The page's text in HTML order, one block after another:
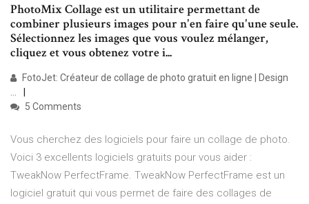
PhotoMix Collage est un utilitaire permettant de
combiner plusieurs images pour n'en faire qu'une seule.
Sélectionnez les images que vous voulez mélanger,
cliquez et vous obtenez votre i...
FotoJet: Créateur de collage de photo gratuit en ligne | Design
...
5 Comments
Vous cherchez des logiciels pour faire un collage de photo.
Voici 3 excellents logiciels gratuits pour vous aider :
TweakNow PerfectFrame. TweakNow PerfectFrame est un
logiciel gratuit qui vous permet de faire des collages de